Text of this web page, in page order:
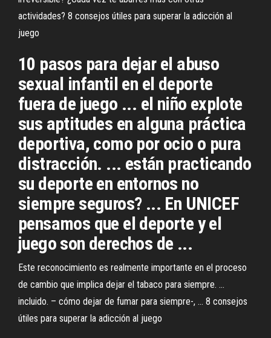
actividades? 8 consejos útiles para superar la adicción al
juego
10 pasos para dejar el abuso
sexual infantil en el deporte
fuera de juego ... el niño explote
sus aptitudes en alguna práctica
deportiva, como por ocio o pura
distracción. ... están practicando
su deporte en entornos no
siempre seguros? ... En UNICEF
pensamos que el deporte y el
juego son derechos de ...
Este reconocimiento es realmente importante en el proceso
de cambio que implica dejar el tabaco para siempre. ...
incluido. – cómo dejar de fumar para siempre-, ... 8 consejos
útiles para superar la adicción al juego